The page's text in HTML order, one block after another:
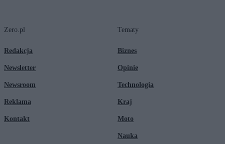
Zero.pl
Redakcja
Newsletter
Newsroom
Reklama
Kontakt
Tematy
Biznes
Opinie
Technologia
Kraj
Moto
Nauka